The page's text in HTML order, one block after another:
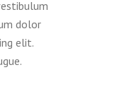
dolor
elit.